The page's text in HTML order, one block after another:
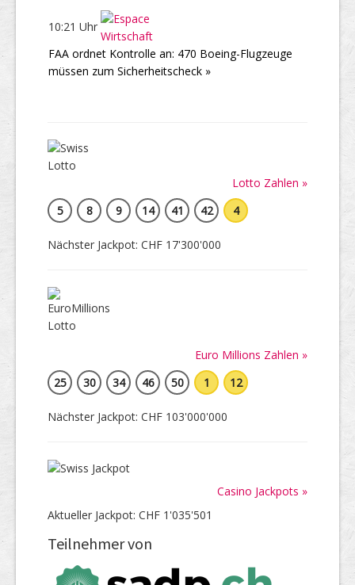
10:21 Uhr
FAA ordnet Kontrolle an: 470 Boeing-Flugzeuge
müssen zum Sicherheitscheck »
Lotto Zahlen »
5
8 9 14 41 42 4
Nächster Jackpot: CHF 17'300'000
Euro Millions Zahlen »
25
30 34 46 50 1 12
Nächster Jackpot: CHF 103'000'000
Casino Jackpots »
Aktueller Jackpot: CHF 1'035'501
Teilnehmer von